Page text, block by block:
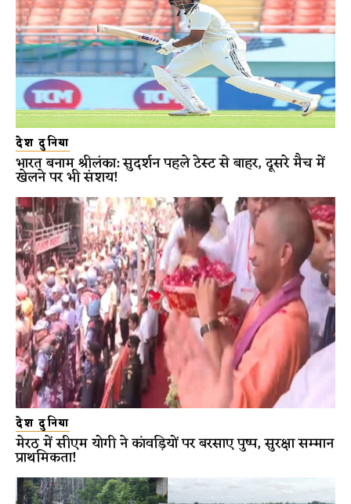
देश दुनिया
भारत बनाम श्रीलंका: सुदर्शन पहले टेस्ट से बाहर, दूसरे मैच में
खेलने पर भी संशय!
देश दुनिया
मेरठ में सीएम योगी ने कांवड़ियों पर बरसाए पुष्प, सुरक्षा सम्मान
प्राथमिकता!